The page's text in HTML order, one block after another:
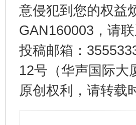
意侵犯到您的权益
GAN160003，请
投稿邮箱：
12号（华声国际大
原创权利，请转载